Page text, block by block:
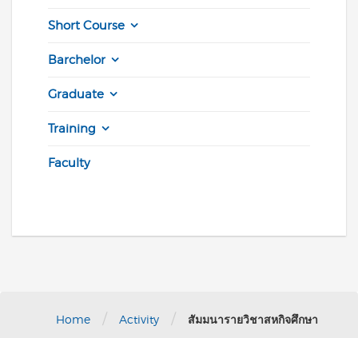
Short Course
Barchelor
Graduate
Training
Faculty
Home / Activity / สัมมนารายวิชาสหกิจศึกษา